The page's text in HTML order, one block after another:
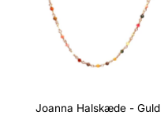
Joanna Halskæde - Guld